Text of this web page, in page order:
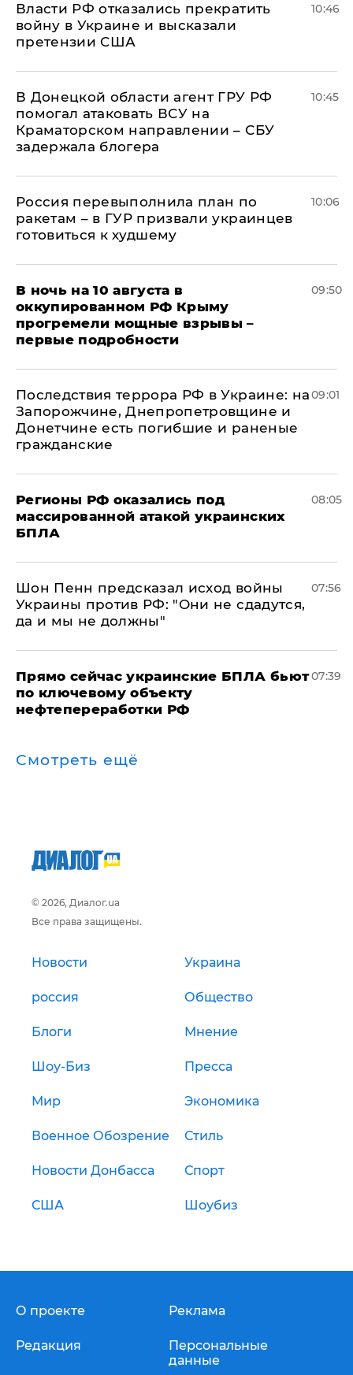
Власти РФ отказались прекратить
войну в Украине и высказали
претензии США
10:46
В Донецкой области агент ГРУ РФ
помогал атаковать ВСУ на
Краматорском направлении – СБУ
задержала блогера
10:45
Россия перевыполнила план по
ракетам – в ГУР призвали украинцев
готовиться к худшему
10:06
В ночь на 10 августа в
оккупированном РФ Крыму
прогремели мощные взрывы –
первые подробности
09:50
Последствия террора РФ в Украине: на
Запорожчине, Днепропетровщине и
Донетчине есть погибшие и раненые
гражданские
09:01
Регионы РФ оказались под
массированной атакой украинских
БПЛА
08:05
Шон Пенн предсказал исход войны
Украины против РФ: "Они не сдадутся,
да и мы не должны"
07:56
Прямо сейчас украинские БПЛА бьют
по ключевому объекту
нефтепереработки РФ
07:39
Смотреть ещё
© 2026, Диалог.ua
Все права защищены.
Новости Украина
россия Общество
Блоги Мнение
Шоу-Биз Пресса
Мир Экономика
Военное Обозрение Стиль
Новости Донбасса Спорт
США Шоубиз
О проекте
Редакция
Реклама
Персональные
данные